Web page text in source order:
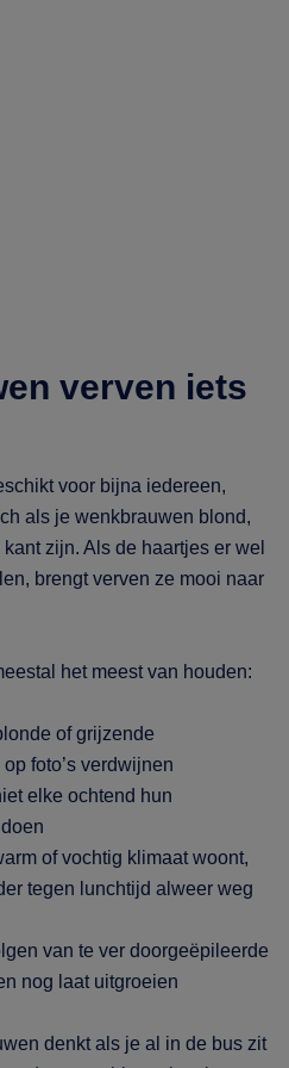
verven iets
voor bijna iedereen,
als je wenkbrauwen blond,
zijn. Als de haartjes er wel
brengt verven ze mooi naar
het meest van houden:
of grijzende
foto’s verdwijnen
elke ochtend hun
of vochtig klimaat woont,
tegen lunchtijd alweer weg
van te ver doorgeëpileerde
nog laat uitgroeien
denkt als je al in de bus zit